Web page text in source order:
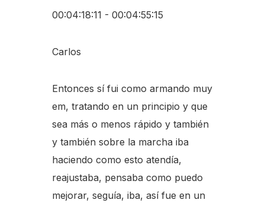
00:04:18:11 - 00:04:55:15
Carlos
Entonces sí fui como armando muy
em, tratando en un principio y que
sea más o menos rápido y también
y también sobre la marcha iba
haciendo como esto atendía,
reajustaba, pensaba como puedo
mejorar, seguía, iba, así fue en un